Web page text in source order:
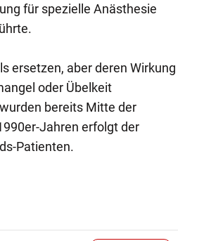
für spezielle Anästhesie
ersetzen, aber deren Wirkung
oder Übelkeit
bereits Mitte der
Jahren erfolgt der
Patienten.